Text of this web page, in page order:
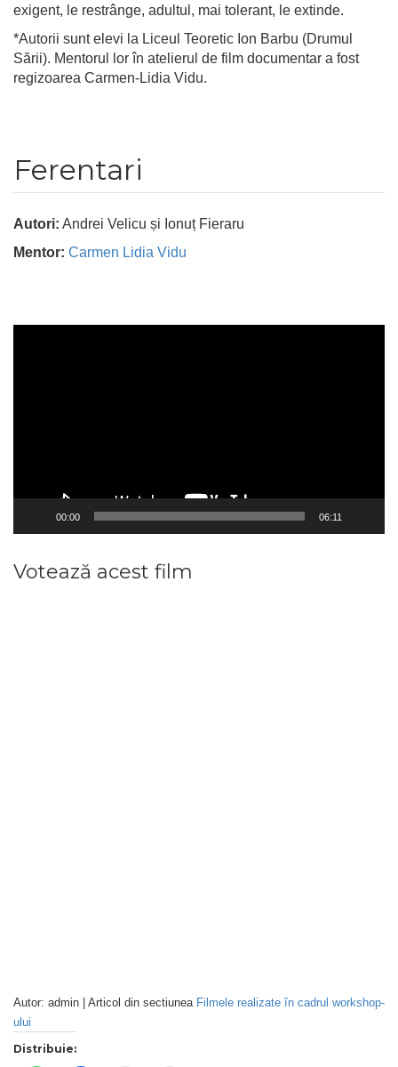
exigent, le restrânge, adultul, mai tolerant, le extinde.
*Autorii sunt elevi la Liceul Teoretic Ion Barbu (Drumul
Sării). Mentorul lor în atelierul de film documentar a fost
regizoarea Carmen-Lidia Vidu.
Ferentari
Autori: Andrei Velicu și Ionuț Fieraru
Mentor: Carmen Lidia Vidu
00:00 06:11
Votează acest film
Autor: admin | Articol din sectiunea Filmele realizate în cadrul workshop-
ului
Distribuie: